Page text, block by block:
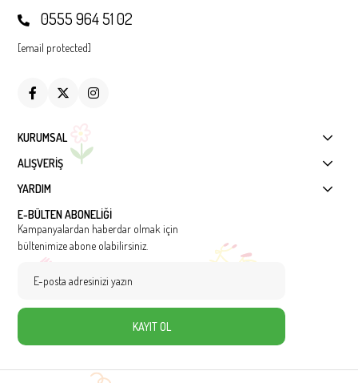
0555 964 51 02
[email protected]
KURUMSAL
ALIŞVERİŞ
YARDIM
E-BÜLTEN ABONELİĞİ
Kampanyalardan haberdar olmak için
bültenimize abone olabilirsiniz.
KAYIT OL